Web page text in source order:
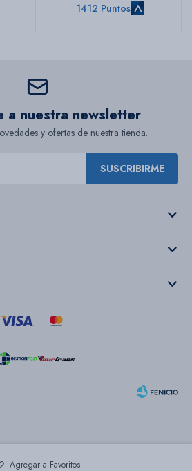
1412 Puntos
a nuestra newsletter
y ofertas de nuestra tienda.
SUSCRIBIRME